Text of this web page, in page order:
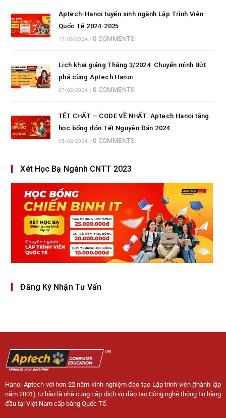
Aptech-Hanoi tuyển sinh ngành Lập Trình Viên
Quốc Tế 2024-2025
17/06/2024 / 0 COMMENTS
Lịch khai giảng Tháng 3/2024: Chuyển mình Bứt
phá cùng Aptech Hanoi
27/02/2024 / 0 COMMENTS
TẾT CHẤT – CODE VỀ NHẤT. Aptech Hanoi tặng
học bổng đón Tết Nguyên Đán 2024
05/02/2024 / 0 COMMENTS
Xét Học Bạ Ngành CNTT 2023
Đăng Ký Nhận Tư Vấn
Hanoi-Aptech với hơn 22 năm kinh nghiệm đào tạo Lập trình viên (thành lập
năm 2001) tự hào là nhà cung cấp dịch vụ đào tạo Công nghệ thông tin hàng
đầu tại Việt Nam cấp bằng Quốc Tế.